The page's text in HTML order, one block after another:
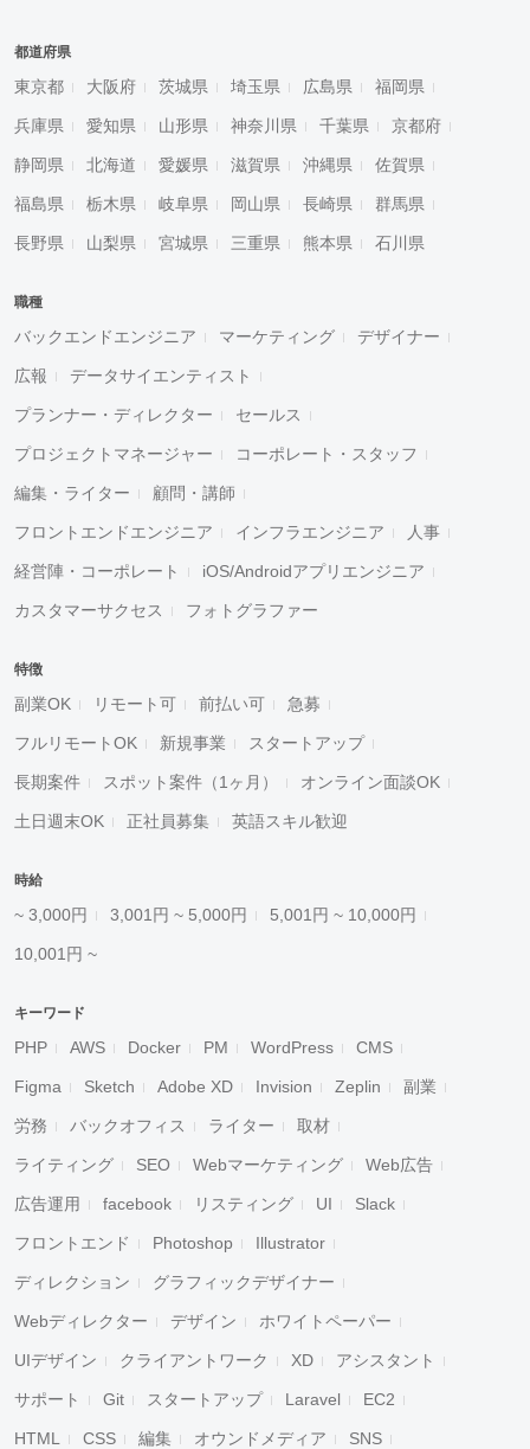
都道府県
東京都 大阪府 茨城県 埼玉県 広島県 福岡県
兵庫県 愛知県 山形県 神奈川県 千葉県 京都府
静岡県 北海道 愛媛県 滋賀県 沖縄県 佐賀県
福島県 栃木県 岐阜県 岡山県 長崎県 群馬県
長野県 山梨県 宮城県 三重県 熊本県 石川県
職種
バックエンドエンジニア マーケティング デザイナー
広報 データサイエンティスト
プランナー・ディレクター セールス
プロジェクトマネージャー コーポレート・スタッフ
編集・ライター 顧問・講師
フロントエンドエンジニア インフラエンジニア 人事
経営陣・コーポレート iOS/Androidアプリエンジニア
カスタマーサクセス フォトグラファー
特徴
副業OK リモート可 前払い可 急募
フルリモートOK 新規事業 スタートアップ
長期案件 スポット案件（1ヶ月） オンライン面談OK
土日週末OK 正社員募集 英語スキル歓迎
時給
~ 3,000円 3,001円 ~ 5,000円 5,001円 ~ 10,000円
10,001円 ~
キーワード
PHP AWS Docker PM WordPress CMS
Figma Sketch Adobe XD Invision Zeplin 副業
労務 バックオフィス ライター 取材
ライティング SEO Webマーケティング Web広告
広告運用 facebook リスティング UI Slack
フロントエンド Photoshop Illustrator
ディレクション グラフィックデザイナー
Webディレクター デザイン ホワイトペーパー
UIデザイン クライアントワーク XD アシスタント
サポート Git スタートアップ Laravel EC2
HTML CSS 編集 オウンドメディア SNS